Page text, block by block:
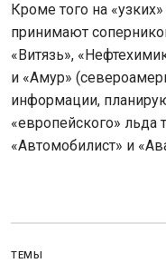
Кроме того на
принимают
«Витязь»,
и «Амур»
информации,
«европейского» льда
«Автомобилист» и
ТЕМЫ